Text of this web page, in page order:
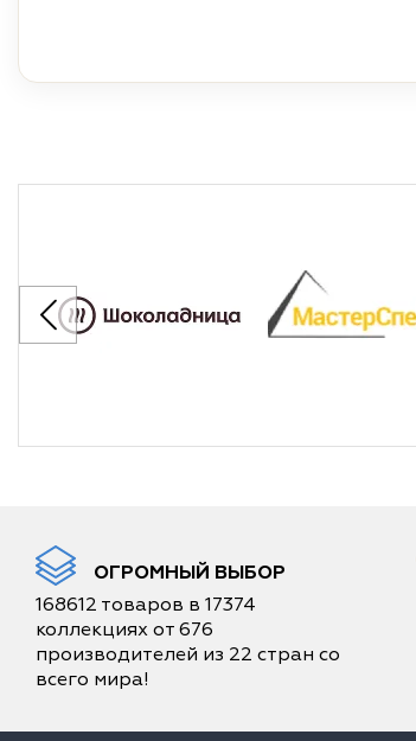
ОГРОМНЫЙ ВЫБОР
168612 товаров в 17374
коллекциях от 676
производителей из 22 стран со
всего мира!